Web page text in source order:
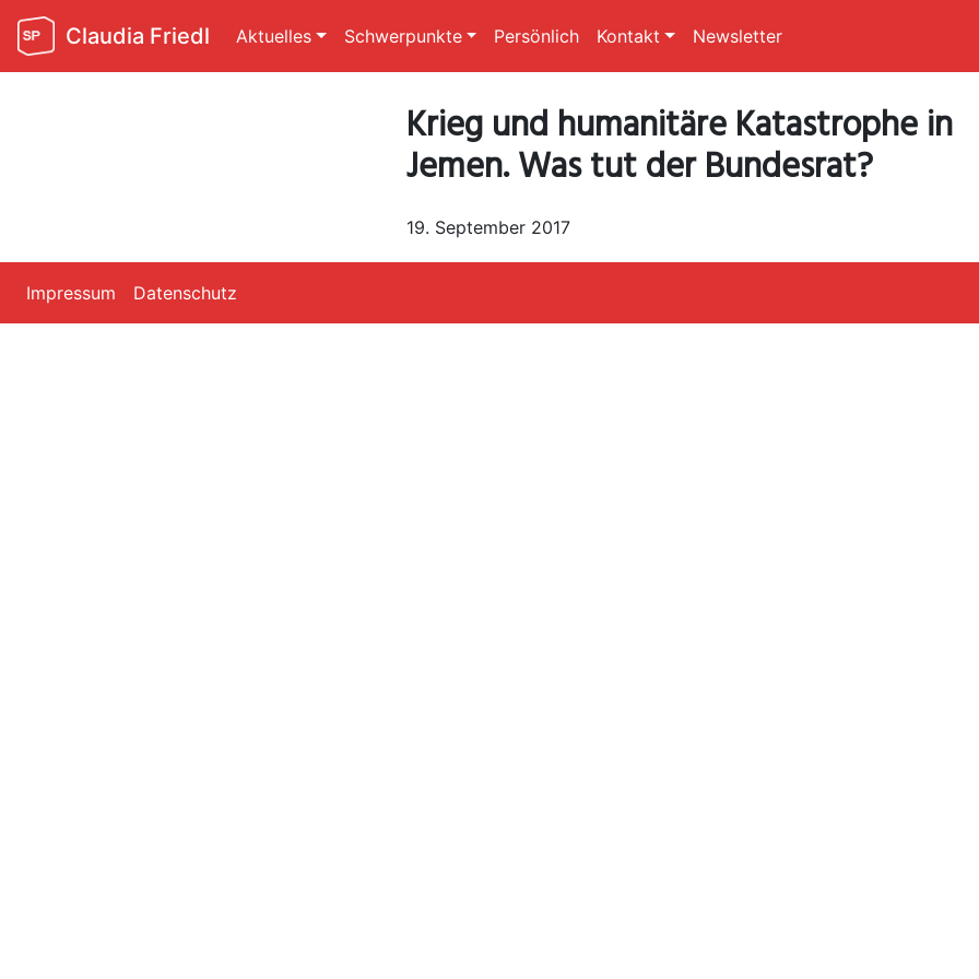
Claudia Friedl Aktuelles Schwerpunkte Persönlich Kontakt Newsletter
Krieg und humanitäre Katastrophe in
Jemen. Was tut der Bundesrat?
19. September 2017
Impressum Datenschutz